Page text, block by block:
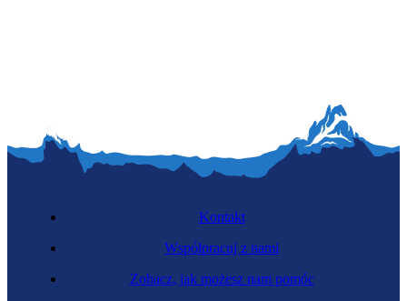
Kontakt
Współpracuj z nami
Zobacz, jak możesz nam pomóc